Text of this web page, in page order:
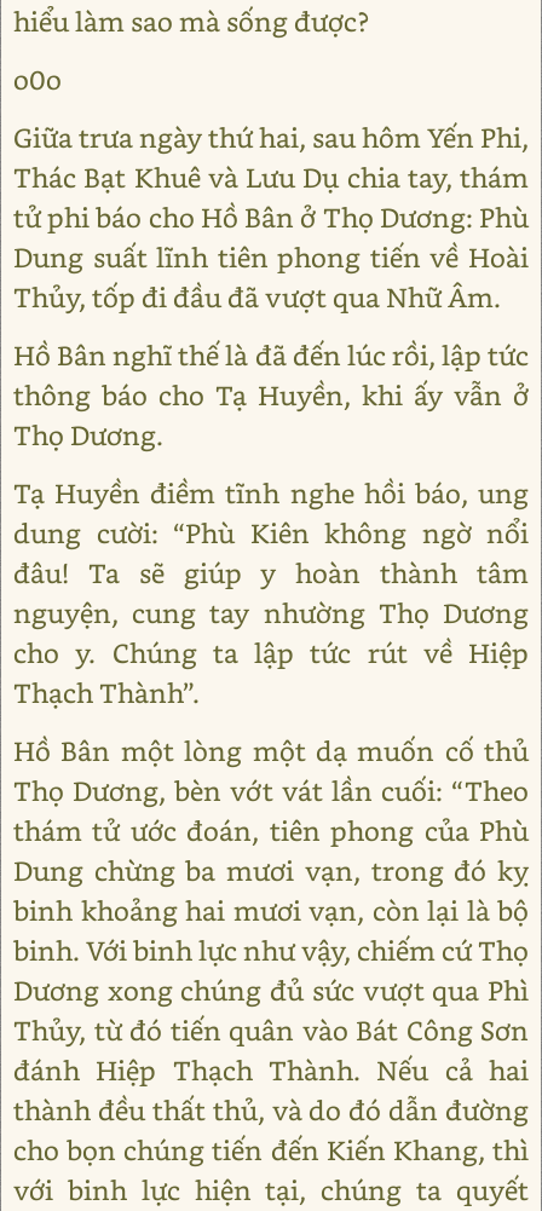
hiểu làm sao mà sống được?
o0o
Giữa trưa ngày thứ hai, sau hôm Yến Phi,
Thác Bạt Khuê và Lưu Dụ chia tay, thám
tử phi báo cho Hồ Bân ở Thọ Dương: Phù
Dung suất lĩnh tiên phong tiến về Hoài
Thủy, tốp đi đầu đã vượt qua Nhữ Âm.
Hồ Bân nghĩ thế là đã đến lúc rồi, lập tức
thông báo cho Tạ Huyền, khi ấy vẫn ở
Thọ Dương.
Tạ Huyền điềm tĩnh nghe hồi báo, ung
dung cười: “Phù Kiên không ngờ nổi
đâu! Ta sẽ giúp y hoàn thành tâm
nguyện, cung tay nhường Thọ Dương
cho y. Chúng ta lập tức rút về Hiệp
Thạch Thành”.
Hồ Bân một lòng một dạ muốn cố thủ
Thọ Dương, bèn vớt vát lần cuối: “Theo
thám tử ước đoán, tiên phong của Phù
Dung chừng ba mươi vạn, trong đó kỵ
binh khoảng hai mươi vạn, còn lại là bộ
binh. Với binh lực như vậy, chiếm cứ Thọ
Dương xong chúng đủ sức vượt qua Phì
Thủy, từ đó tiến quân vào Bát Công Sơn
đánh Hiệp Thạch Thành. Nếu cả hai
thành đều thất thủ, và do đó dẫn đường
cho bọn chúng tiến đến Kiến Khang, thì
với binh lực hiện tại, chúng ta quyết